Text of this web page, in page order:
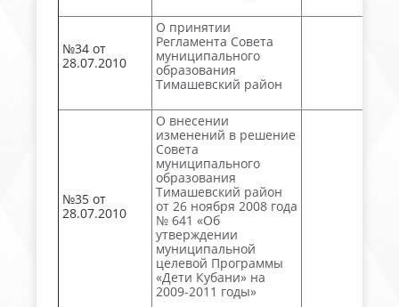
№34 от
28.07.2010
О принятии
Регламента Совета
муниципального
образования
Тимашевский район
№35 от
28.07.2010
О внесении
изменений в решение
Совета
муниципального
образования
Тимашевский район
от 26 ноября 2008 года
№ 641 «Об
утверждении
муниципальной
целевой Программы
«Дети Кубани» на
2009-2011 годы»